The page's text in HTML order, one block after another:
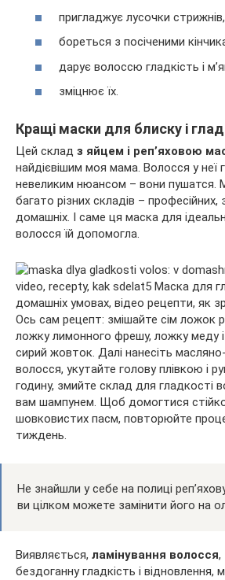
пригладжує лусочки
бореться з посіченими
дарує волоссю гладкість і
зміцнює їх.
Кращі маски для блиску і
Цей склад з яйцем і реп’яховою
найдієвішим моя мама. Волосся у неї
невеликим нюансом – вони пушатся.
багато різних складів – професійних,
домашніх. І саме ця маска для
волосся їй допомогла.
Ось сам рецепт: змішайте сім ложок
ложку лимонного фрешу, ложку меду і
сирий жовток. Далі нанесіть
волосся, укутайте голову плівкою і
годину, змийте склад для гладкості
вам шампунем. Щоб домогтися
шовковистих пасм, повторюйте
тиждень.
Не знайшли у себе на полиці
ви цілком можете замінити його на
Виявляється, ламінування волосся,
бездоганну гладкість і